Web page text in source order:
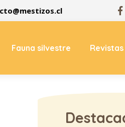
Fauna silvestre Revistas